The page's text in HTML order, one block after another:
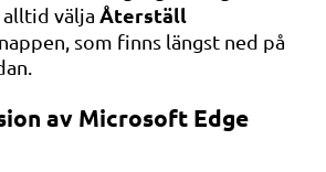
alltid välja Återställ
som finns längst ned på
av Microsoft Edge